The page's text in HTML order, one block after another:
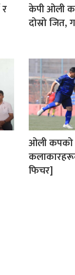
केपी ओली
दोस्रो
‍‌‍‌ओली कपको
फिचर]